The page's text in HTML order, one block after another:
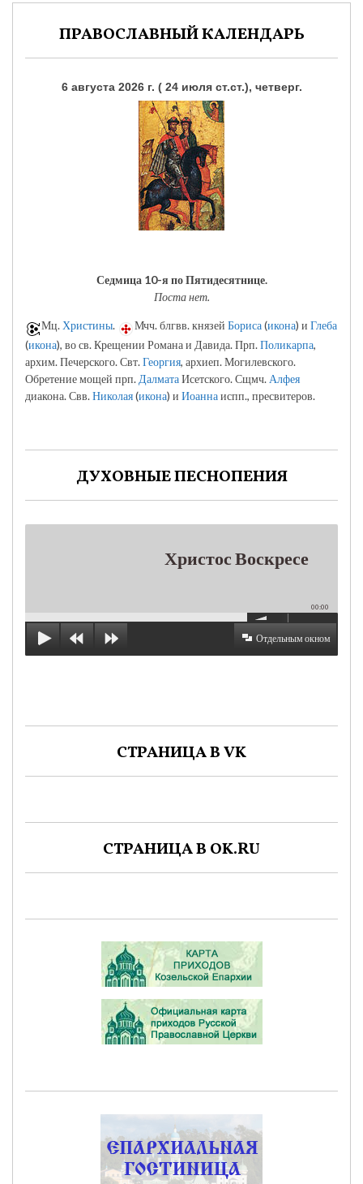
ПРАВОСЛАВНЫЙ КАЛЕНДАРЬ
6 августа 2026 г. ( 24 июля ст.ст.), четверг.
Седмица 10-я по Пятидесятнице.
Поста нет.
Мц. Христины. Мчч. блгвв. князей Бориса(икона) и Глеба
(икона), во св. Крещении Романа и Давида. Прп.Поликарпа,
архим. Печерского. Свт.Георгия, архиеп. Могилевского.
Обретение мощей прп. ДалматаИсетского. Сщмч. Алфея
диакона. Свв.Николая(икона) и Иоаннаиспп., пресвитеров.
ДУХОВНЫЕ ПЕСНОПЕНИЯ
Христос Воскресе
00:00
Отдельным окном
СТРАНИЦА В VK
СТРАНИЦА В OK.RU